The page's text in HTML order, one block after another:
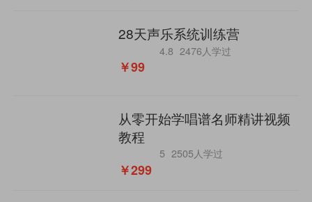
28天声乐系统训练营
4.8 2476人学过
￥99
从零开始学唱谱名师精讲视频
教程
5 2505人学过
￥299